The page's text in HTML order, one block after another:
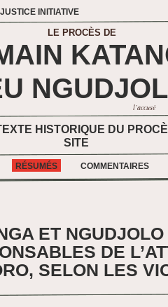
INITIATIVE
LE PROCÈS DE
l’accusé
HISTORIQUE DU
SITE
RÉSUMÉS COMMENTAIRES
ET
DE
SELON LES